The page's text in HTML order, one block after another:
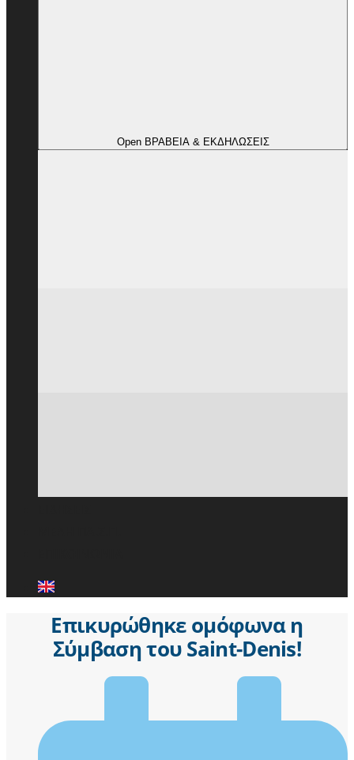
Open ΒΡΑΒΕΙΑ & ΕΚΔΗΛΩΣΕΙΣ
Επικυρώθηκε ομόφωνα η
Σύμβαση του Saint-Denis!